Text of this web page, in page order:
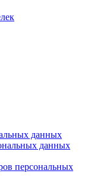
данных
данных
персональных